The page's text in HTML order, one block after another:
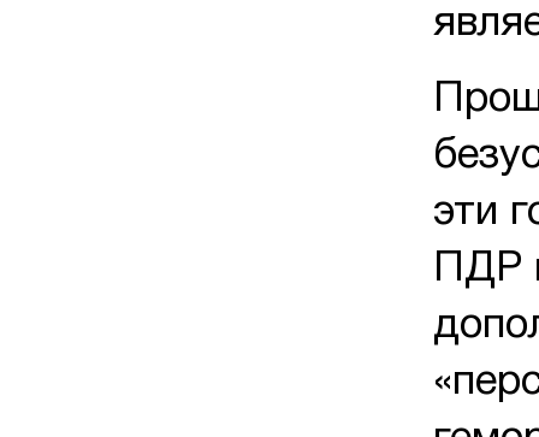
эти
ПДР